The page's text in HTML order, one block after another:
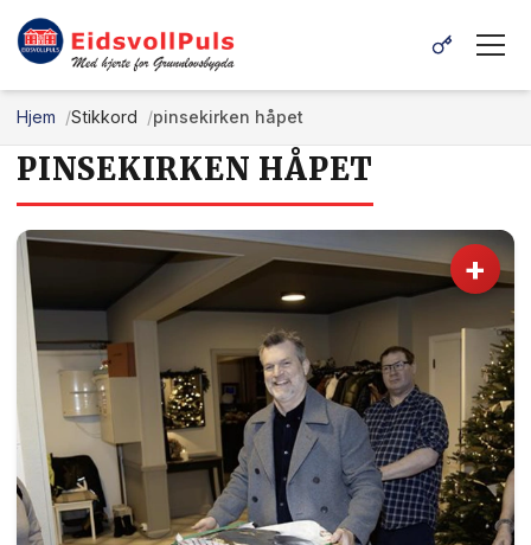
Hjem Stikkord pinsekirken håpet
PINSEKIRKEN HÅPET
+